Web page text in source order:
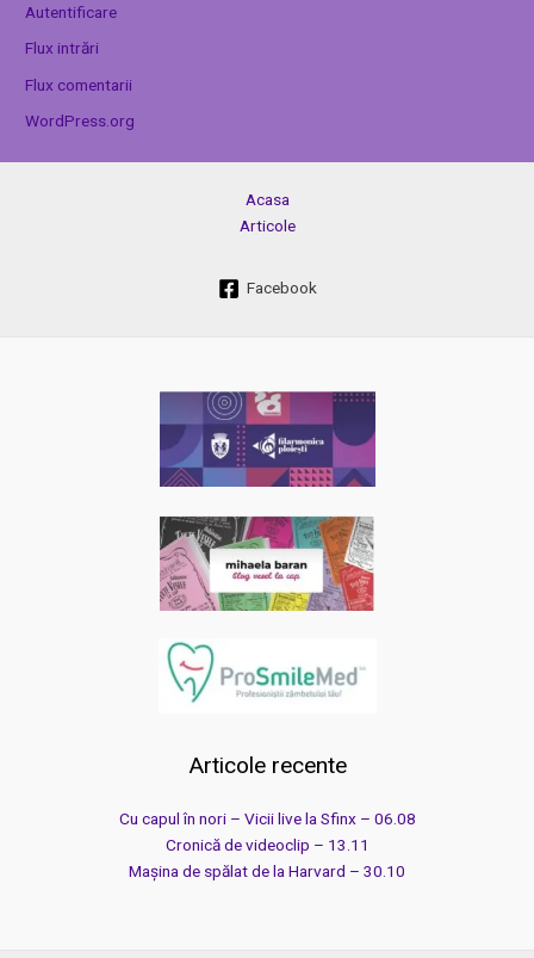
Autentificare
Flux intrări
Flux comentarii
WordPress.org
Acasa
Articole
Facebook
Articole recente
Cu capul în nori – Vicii live la Sfinx – 06.08
Cronică de videoclip – 13.11
Mașina de spălat de la Harvard – 30.10